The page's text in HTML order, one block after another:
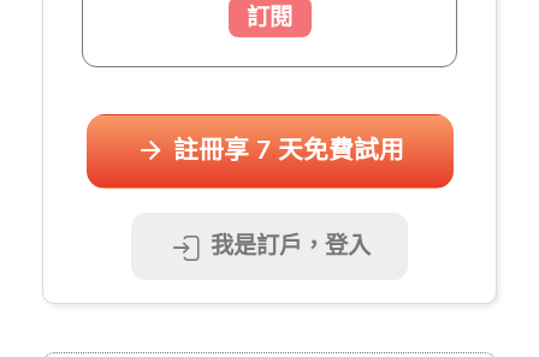
訂閱
註冊享 7 天免費試用
我是訂戶，登入